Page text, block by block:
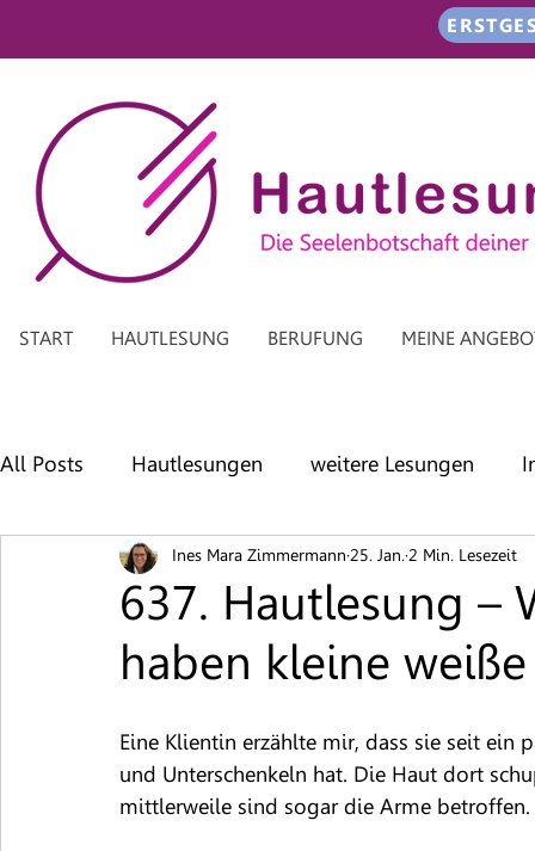
START HAUTLESUNG BERUFUNG MEINE
All Posts Hautlesungen weitere Lesungen
Blutschwämmchen Brennen / Juckreiz
Hautpilz Muttermal Neurodermitis
Schuppenflechte Warzen Nesselsucht /
637. Hautlesung –
haben kleine
Ines Mara Zimmermann 25. Jan. 2 Min. Lesezeit
Eine Klientin erzählte mir, dass sie seit ein
und Unterschenkeln hat. Die Haut dort
mittlerweile sind sogar die Arme betroffen.